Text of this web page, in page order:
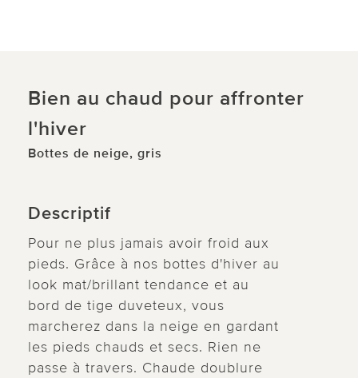
Bien au chaud pour affronter
l'hiver
Bottes de neige, gris
Descriptif
Pour ne plus jamais avoir froid aux
pieds. Grâce à nos bottes d'hiver au
look mat/brillant tendance et au
bord de tige duveteux, vous
marcherez dans la neige en gardant
les pieds chauds et secs. Rien ne
passe à travers. Chaude doublure